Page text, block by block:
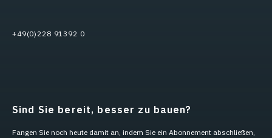
+49(0)228 91392 0
Sind Sie bereit, besser zu bauen?
Fangen Sie noch heute damit an, indem Sie ein Abonnement abschließen,